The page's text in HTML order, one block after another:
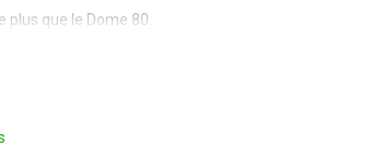
plus que le Dome 80.
: